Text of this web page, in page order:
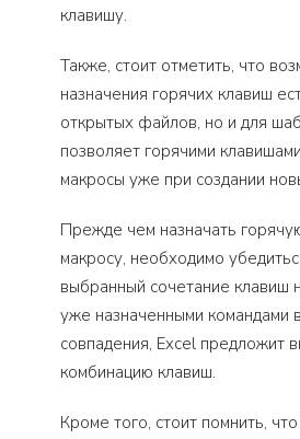
клавишу.
Также, стоит отметить, что
назначения горячих клавиш
открытых файлов, но и для
позволяет горячими
макросы уже при создании
Прежде чем назначать
макросу, необходимо
выбранный сочетание клавиш
уже назначенными командами
совпадения, Excel предложит
комбинацию клавиш.
Кроме того, стоит помнить,